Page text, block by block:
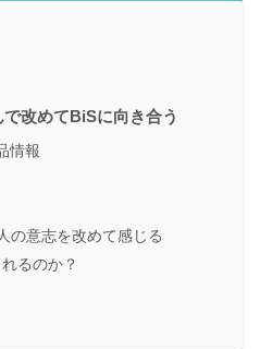
改めてBiSに向き合う
情報
の意志を改めて感じる
るのか？